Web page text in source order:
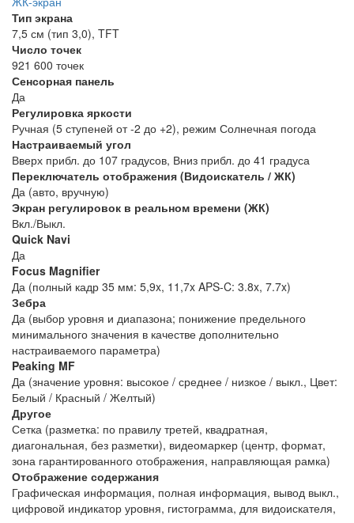
Тип экрана
7,5 см (тип 3,0), TFT
Число точек
921 600 точек
Сенсорная панель
Да
Регулировка яркости
Ручная (5 ступеней от -2 до +2), режим Солнечная погода
Настраиваемый угол
Вверх прибл. до 107 градусов, Вниз прибл. до 41 градуса
Переключатель отображения (Видоискатель / ЖК)
Да (авто, вручную)
Экран регулировок в реальном времени (ЖК)
Вкл./Выкл.
Quick Navi
Да
Focus Magnifier
Да (полный кадр 35 мм: 5,9x, 11,7x APS-C: 3.8x, 7.7x)
Зебра
Да (выбор уровня и диапазона; понижение предельного
минимального значения в качестве дополнительно
настраиваемого параметра)
Peaking MF
Да (значение уровня: высокое / среднее / низкое / выкл., Цвет:
Белый / Красный / Желтый)
Другое
Сетка (разметка: по правилу третей, квадратная,
диагональная, без разметки), видеомаркер (центр, формат,
зона гарантированного отображения, направляющая рамка)
Отображение содержания
Графическая информация, полная информация, вывод выкл.,
цифровой индикатор уровня, гистограмма, для видоискателя,